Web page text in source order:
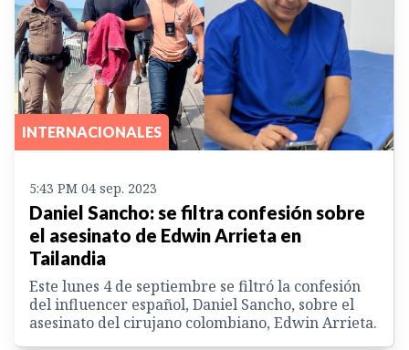
INTERNACIONALES
5:43 PM 04 sep. 2023
Daniel Sancho: se filtra confesión sobre
el asesinato de Edwin Arrieta en
Tailandia
Este lunes 4 de septiembre se filtró la confesión
del influencer español, Daniel Sancho, sobre el
asesinato del cirujano colombiano, Edwin Arrieta.